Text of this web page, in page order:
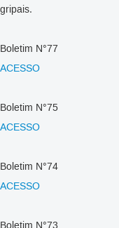
gripais.
Boletim N°77
ACESSO
Boletim N°75
ACESSO
Boletim N°74
ACESSO